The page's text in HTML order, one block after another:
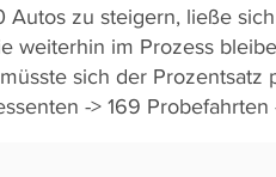
zu steigern, ließe
im Prozess
sich der
-> 169